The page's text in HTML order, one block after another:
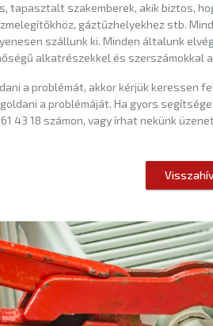
tapasztalt szakemberek, akik biztos,
gáztűzhelyekhez stb.
szállunk ki. Minden általunk
alkatrészekkel és szerszámokkal
a problémát, akkor kérjük keressen
a problémáját. Ha gyors
43 18 számon, vagy írhat nekünk